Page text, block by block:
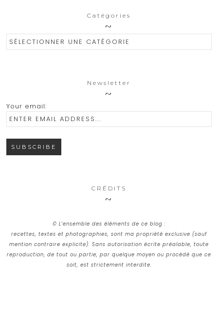
Catégories
Catégories
Newsletter
Your email:
CRÉDITS
© L’ensemble des éléments de ce blog :
recettes, textes et photographies, sont ma propriété exclusive (sauf
mention contraire explicite). Sans autorisation écrite préalable, toute
reproduction, de tout ou partie, par quelque moyen ou procédé que ce
soit, est strictement interdite.